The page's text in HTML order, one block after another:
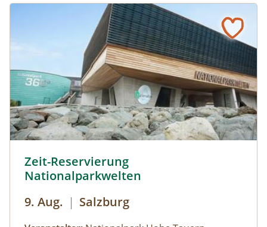
Zeit-Reservierung
Nationalparkwelten
9. Aug. | Salzburg